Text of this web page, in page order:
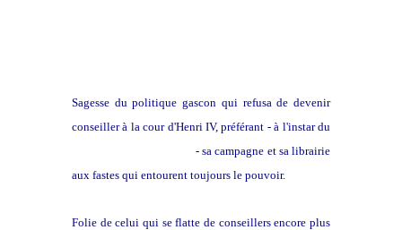
Sagesse du politique gascon qui refusa de devenir
conseiller à la cour d'Henri IV, préférant - à l'instar du
- sa campagne et sa librairie
aux fastes qui entourent toujours le pouvoir.
Folie de celui qui se flatte de conseillers encore plus